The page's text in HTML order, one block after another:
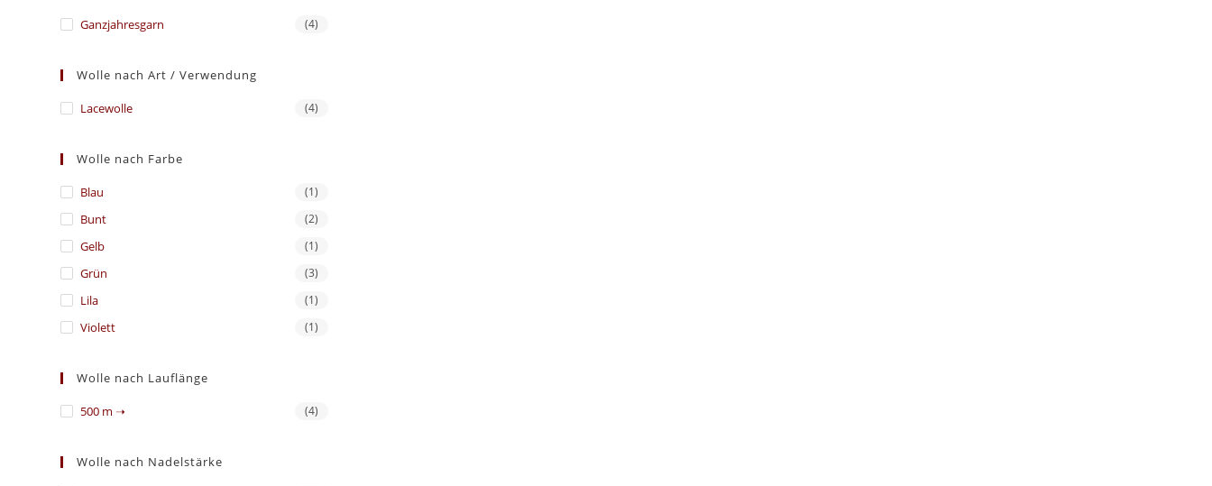
Ganzjahresgarn (4)
Wolle nach Art / Verwendung
Lacewolle (4)
Wolle nach Farbe
Blau (1)
Bunt (2)
Gelb (1)
Grün (3)
Lila (1)
Violett (1)
Wolle nach Lauflänge
500 m ➝ (4)
Wolle nach Nadelstärke